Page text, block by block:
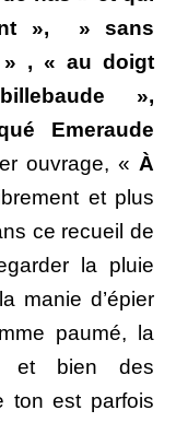
», » sans
» , « au doigt
»,
Emeraude
ouvrage, « À
et plus
ce recueil de
la pluie
manie d’épier
paumé, la
et bien des
ton est parfois